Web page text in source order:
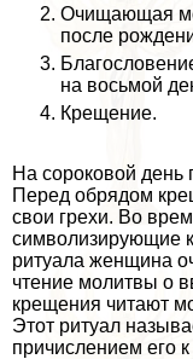
Очищающая
после
на восьмой
Крещение.
На сороковой день
Перед обрядом
свои грехи. Во
символизирующие
ритуала женщина
чтение молитвы о
крещения читают
Этот ритуал
причислением его